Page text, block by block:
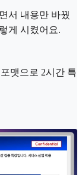
서 내용만 바꿨
게 시켰어요.
맷으로 2시간 특